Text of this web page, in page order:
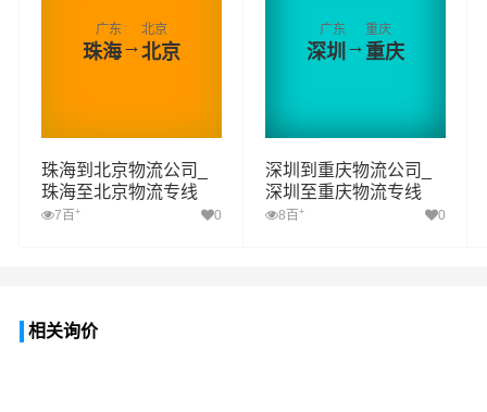
广东
珠海→
北京
北京
珠海到北京物流公司_
珠海至北京物流专线
7百 + 0
广东
深圳→
重庆
重庆
深圳到重庆物流公司_
深圳至重庆物流专线
8百 + 0
相关询价